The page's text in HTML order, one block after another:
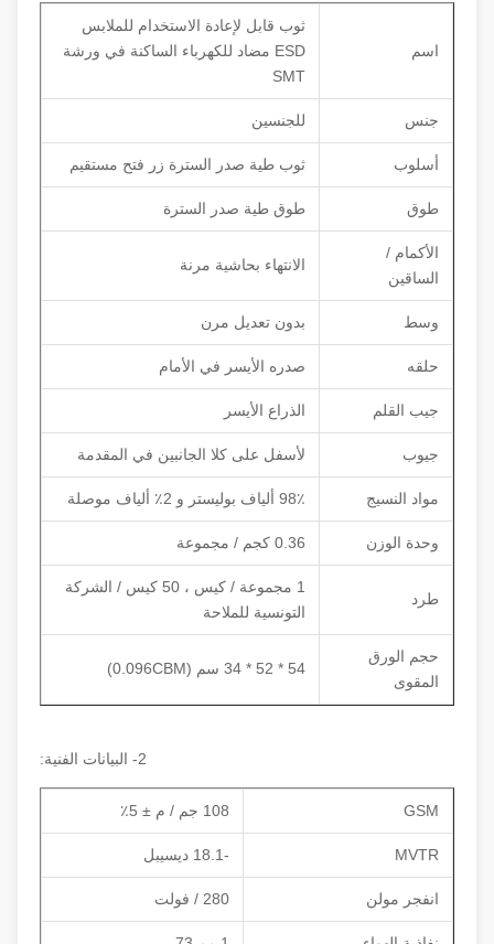
ثوب قابل لإعادة الاستخدام للملابس
ESD مضاد للكهرباء الساكنة في ورشة
للجنسين
أسلوب ثوب طية صدر السترة زر فتح مستقيم
طوق طية صدر السترة
الأكمام /
الساقين
الانتهاء بحاشية مرنة
بدون تعديل مرن
صدره الأيسر في الأمام
جيب القلم الذراع الأيسر
لأسفل على كلا الجانبين في المقدمة
مواد النسيج
وحدة الوزن
1 مجموعة / كيس ، 50 كيس / الشركة
التونسية للملاحة
حجم الورق
المقوى
MVTR
انفجر مولن